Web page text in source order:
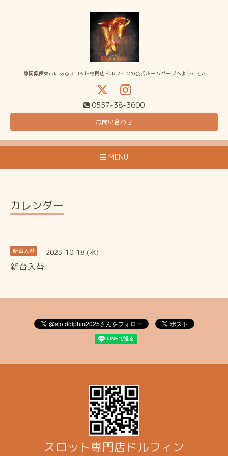
静岡県伊東市にあるスロット専門店ドルフィンの公式ホームページへようこそ♪
0557-38-3600
お問い合わせ
MENU
カレンダー
新台入替 2023-10-18 (水)
新台入替
スロット専門店ドルフィン